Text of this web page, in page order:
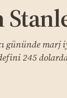
gününde
245